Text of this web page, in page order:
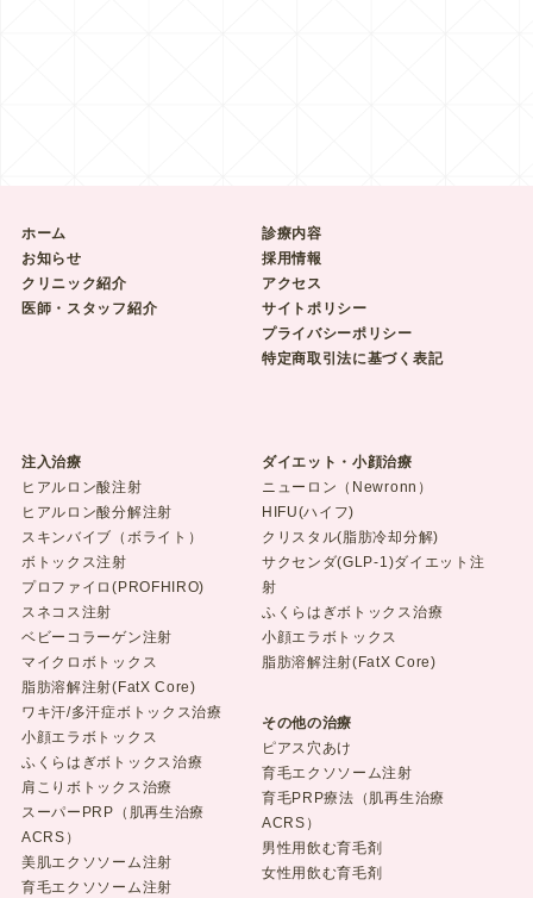
ホーム
お知らせ
クリニック紹介
医師・スタッフ紹介
診療内容
採用情報
アクセス
サイトポリシー
プライバシーポリシー
特定商取引法に基づく表記
注入治療
ヒアルロン酸注射
ヒアルロン酸分解注射
スキンバイブ（ボライト）
ボトックス注射
プロファイロ(PROFHIRO)
スネコス注射
ベビーコラーゲン注射
マイクロボトックス
脂肪溶解注射(FatX Core)
ワキ汗/多汗症ボトックス治療
小顔エラボトックス
ふくらはぎボトックス治療
肩こりボトックス治療
スーパーPRP（肌再生治療
ACRS）
美肌エクソソーム注射
育毛エクソソーム注射
ダイエット・小顔治療
ニューロン（Newronn）
HIFU(ハイフ)
クリスタル(脂肪冷却分解)
サクセンダ(GLP-1)ダイエット注
射
ふくらはぎボトックス治療
小顔エラボトックス
脂肪溶解注射(FatX Core)
その他の治療
ピアス穴あけ
育毛エクソソーム注射
育毛PRP療法（肌再生治療
ACRS）
男性用飲む育毛剤
女性用飲む育毛剤